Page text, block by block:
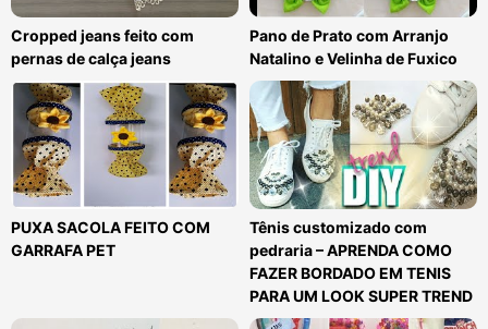
Cropped jeans feito com
pernas de calça jeans
Pano de Prato com Arranjo
Natalino e Velinha de Fuxico
PUXA SACOLA FEITO COM
GARRAFA PET
Tênis customizado com
pedraria – APRENDA COMO
FAZER BORDADO EM TENIS
PARA UM LOOK SUPER TREND